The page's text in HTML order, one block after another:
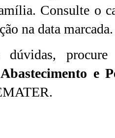
Consulte o
na data marcada.
dúvidas,
e